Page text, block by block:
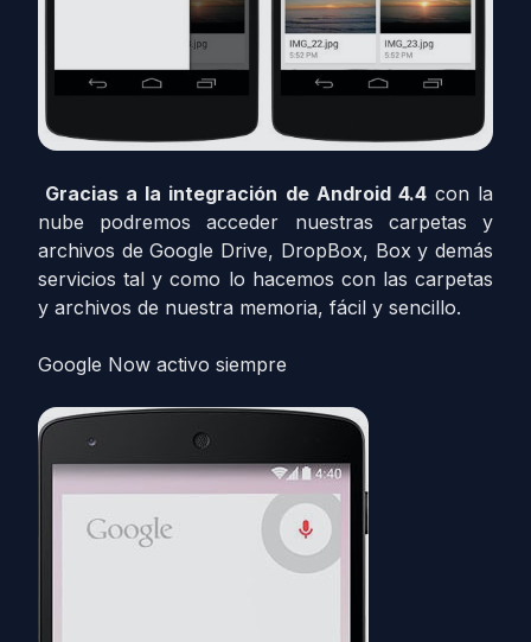
Gracias a la integración de Android 4.4con la
nube podremos acceder nuestras carpetas y
archivos de Google Drive, DropBox, Box y demás
servicios tal y como lo hacemos con las carpetas
y archivos de nuestra memoria, fácil y sencillo.
Google Now activo siempre